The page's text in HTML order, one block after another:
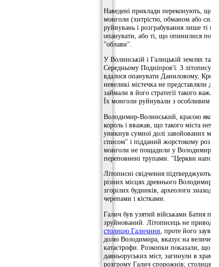
Наведені приклади переконують, що
монголи (хитрістю, обманом або
руйнувань і розграбування лише ті
опанувати, або ті, що опинилися
"облави".
У Волинській і Галицькій землях
Середньому Подніпров'ї. З літопису
вдалося опанувати Даниловому,
невеликі містечка не представляли
займали в його стратегії такого
Їх монголи руйнували з особливим
Володимир-Волинський, красою
король і вважав, що такого міста
уникнув сумної долі завойованих
списом" і підданий жорстокому
монголи не пощадили у Володимирі
переповнені трупами. "Церкви
Літописні свідчення
різних місцях древнього
згорілих будинків, археологи
черепами і кістками.
Галич був узятий військами Батия
зруйнований. Літописець не
столицю Галичини , проте його
долю Володимира, вказує на
катастрофи. Розкопки показали, що
давньоруських міст, загинули в
розгрому Галич спорожнів; столиця